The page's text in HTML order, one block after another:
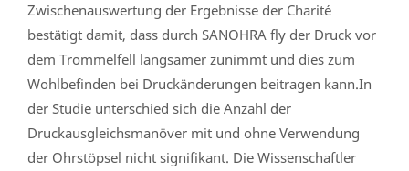
Zwischenauswertung der Ergebnisse der Charité
bestätigt damit, dass durch SANOHRA fly der Druck vor
dem Trommelfell langsamer zunimmt und dies zum
Wohlbefinden bei Druckänderungen beitragen kann.In
der Studie unterschied sich die Anzahl der
Druckausgleichsmanöver mit und ohne Verwendung
der Ohrstöpsel nicht signifikant. Die Wissenschaftler